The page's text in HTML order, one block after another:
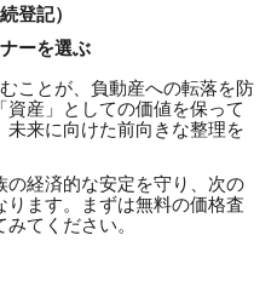
登記）
ーを選ぶ
ことが、負動産への転落を防
資産」としての価値を保って
来に向けた前向きな整理を
経済的な安定を守り、次の
ます。まずは無料の価格査
てください。